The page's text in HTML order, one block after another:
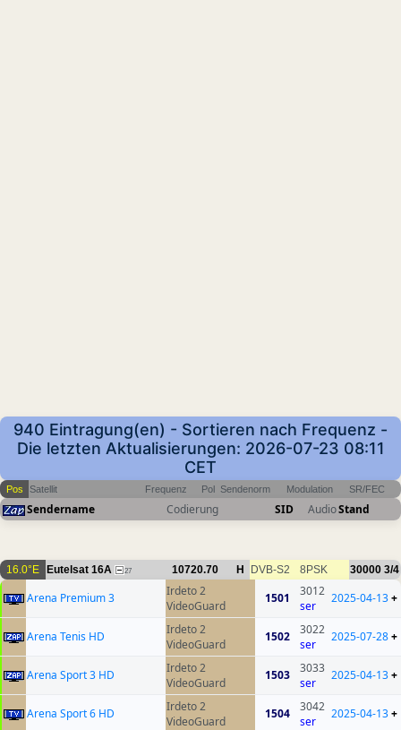
940 Eintragung(en) - Sortieren nach Frequenz -
Die letzten Aktualisierungen: 2026-07-23 08:11
CET
Pos Satellit Frequenz Pol Sendenorm Modulation SR/FEC
Sendername Codierung SID AudioStand
16.0°E Eutelsat 16A 27 10720.70 H DVB-S2 8PSK 30000 3/4
Arena Premium 3
Irdeto 2
VideoGuard
1501
3012
ser
2025-04-13+
Arena Tenis HD
Irdeto 2
VideoGuard
1502
3022
ser
2025-07-28+
Arena Sport 3 HD
Irdeto 2
VideoGuard
1503
3033
ser
2025-04-13+
Arena Sport 6 HD
Irdeto 2
VideoGuard
1504
3042
ser
2025-04-13+